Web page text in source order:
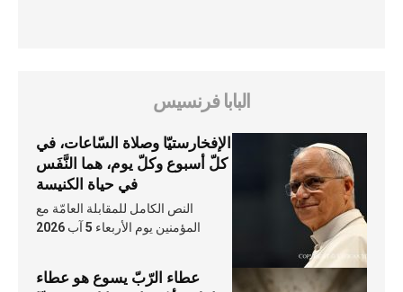
البابا فرنسيس
الإفخارستيّا وصلاة السّاعات، في
كلّ أسبوع وكلّ يوم، هما النَّفَس
في حياة الكنيسة
النص الكامل للمقابلة العامّة مع
المؤمنين يوم الأربعاء 5 آب 2026
عطاء الرّبّ يسوع هو عطاء